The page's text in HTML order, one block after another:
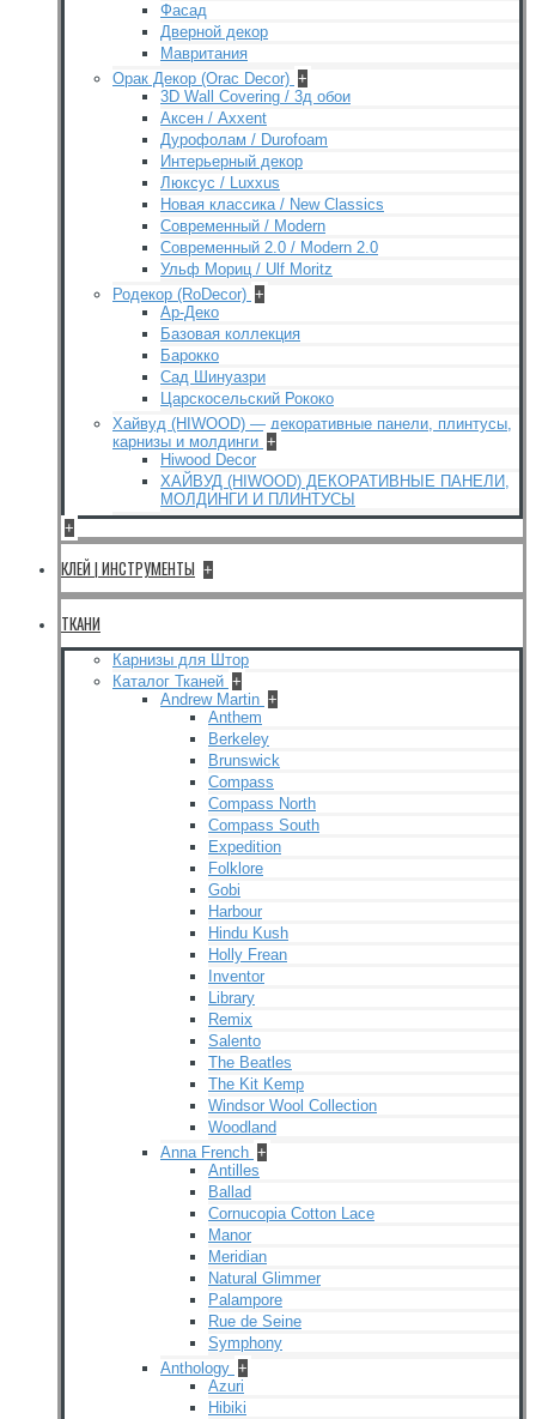
Фасад
Дверной декор
Мавритания
Орак Декор (Orac Decor) +
3D Wall Covering / 3д обои
Аксен / Axxent
Дурофолам / Durofoam
Интерьерный декор
Люксус / Luxxus
Новая классика / New Classics
Современный / Modern
Современный 2.0 / Modern 2.0
Ульф Мориц / Ulf Moritz
Родекор (RoDecor) +
Ар-Деко
Базовая коллекция
Барокко
Сад Шинуазри
Царскосельский Рококо
Хайвуд (HIWOOD) — декоративные панели, плинтусы,
карнизы и молдинги +
Hiwood Decor
ХАЙВУД (HIWOOD) ДЕКОРАТИВНЫЕ ПАНЕЛИ,
МОЛДИНГИ И ПЛИНТУСЫ
+
КЛЕЙ | ИНСТРУМЕНТЫ +
ТКАНИ
Карнизы для Штор
Каталог Тканей +
Andrew Martin +
Anthem
Berkeley
Brunswick
Compass
Compass North
Compass South
Expedition
Folklore
Gobi
Harbour
Hindu Kush
Holly Frean
Inventor
Library
Remix
Salento
The Beatles
The Kit Kemp
Windsor Wool Collection
Woodland
Anna French +
Antilles
Ballad
Cornucopia Cotton Lace
Manor
Meridian
Natural Glimmer
Palampore
Rue de Seine
Symphony
Anthology +
Azuri
Hibiki